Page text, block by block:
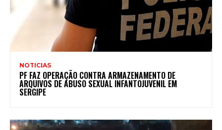
NOTICIAS
PF FAZ OPERAÇÃO CONTRA ARMAZENAMENTO DE
ARQUIVOS DE ABUSO SEXUAL INFANTOJUVENIL EM
SERGIPE